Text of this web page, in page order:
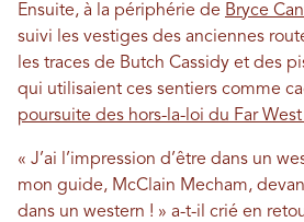
Ensuite, à la périphérie de Bryce
suivi les vestiges des anciennes
les traces de Butch Cassidy et des
qui utilisaient ces sentiers comme
poursuite des hors-la-loi du Far
« J’ai l’impression d’être dans un
mon guide, McClain Mecham,
dans un western ! » a-t-il crié en